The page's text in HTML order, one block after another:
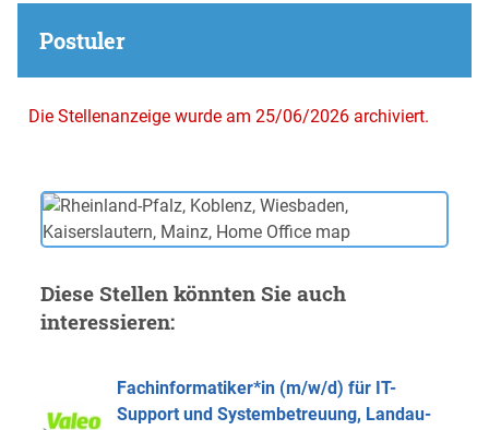
Postuler
Die Stellenanzeige wurde am 25/06/2026 archiviert.
Diese Stellen könnten Sie auch
interessieren:
Fachinformatiker*in (m/w/d) für IT-
Support und Systembetreuung, Landau-